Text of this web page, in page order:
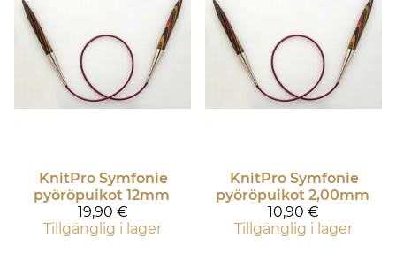
KnitPro Symfonie
pyöröpuikot 12mm
19,90 €
Tillgänglig i lager
KnitPro Symfonie
pyöröpuikot 2,00mm
10,90 €
Tillgänglig i lager